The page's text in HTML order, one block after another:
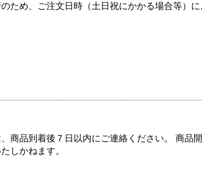
ため、ご注文日時（土日祝にかかる場合等）
商品到着後７日以内にご連絡ください。 商品
しかねます。